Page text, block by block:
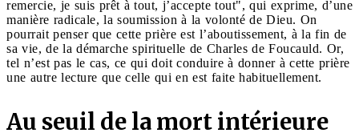
remercie, je suis prêt à tout, j’accepte tout", qui exprime, d’une
manière radicale, la soumission à la volonté de Dieu. On
pourrait penser que cette prière est l’aboutissement, à la fin de
sa vie, de la démarche spirituelle de Charles de Foucauld. Or,
tel n’est pas le cas, ce qui doit conduire à donner à cette prière
une autre lecture que celle qui en est faite habituellement.
Au seuil de la mort intérieure